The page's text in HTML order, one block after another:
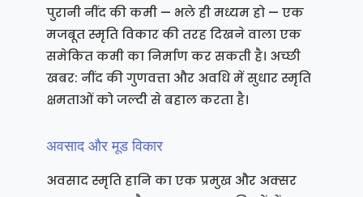
पुरानी नींद की कमी — भले ही मध्यम हो — एक
मजबूत स्मृति विकार की तरह दिखने वाला एक
समेकित कमी का निर्माण कर सकती है। अच्छी
खबर: नींद की गुणवत्ता और अवधि में सुधार स्मृति
क्षमताओं को जल्दी से बहाल करता है।
अवसाद और मूड विकार
अवसाद स्मृति हानि का एक प्रमुख और अक्सर